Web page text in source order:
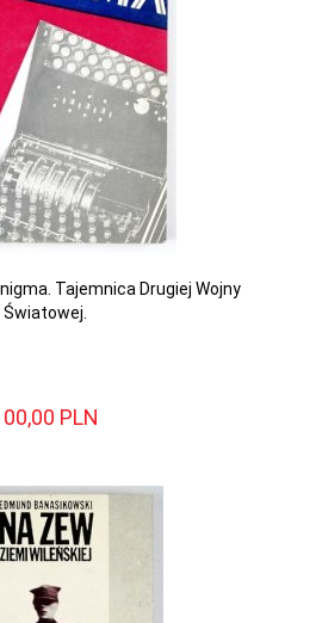
Tajemnica Drugiej Wojny
Światowej.
00 PLN